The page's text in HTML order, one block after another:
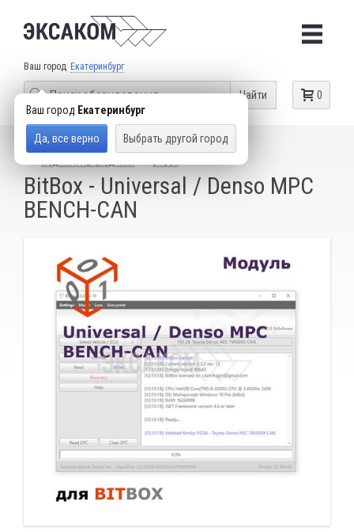
Ваш город Екатеринбург
Ваш город Екатеринбург
Да, все верно Выбрать другой город
0
Найти
КАТАЛОГ ТОВАРОВ
ОБОРУДОВАНИЕ ДЛЯ ЧИП-ТЮНИНГА
BitBox - Universal / Denso MPC
BENCH-CAN